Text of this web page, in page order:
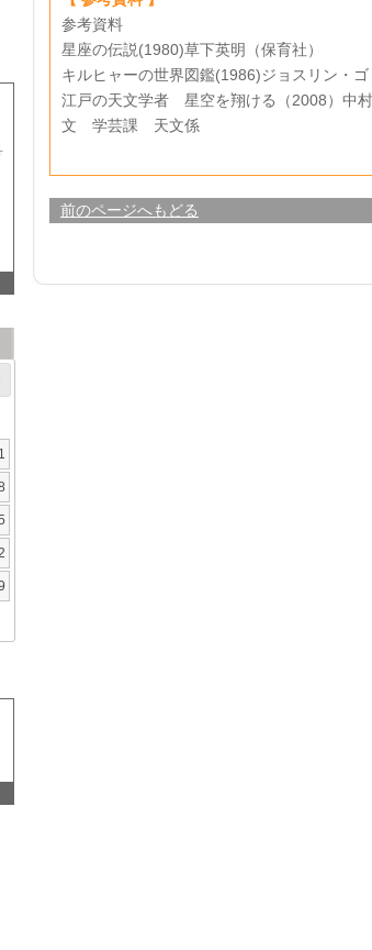
参考資料
星座の伝説(1980)草下英明（保育社）
キルヒャーの世界図鑑(1986)ジョスリン・ゴ
江戸の天文学者 星空を翔ける（2008）中村
文 学芸課 天文係
前のページへもどる
1